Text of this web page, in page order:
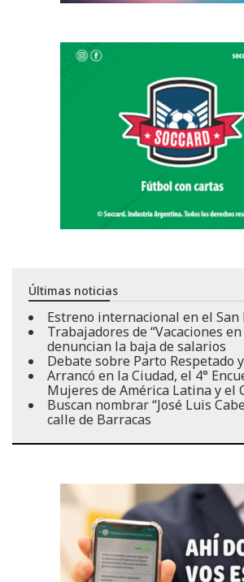
Últimas noticias
Estreno internacional en el
Trabajadores de “Vacaciones
denuncian la baja de salarios
Debate sobre Parto Respetado
Arrancó en la Ciudad, el 4°
Mujeres de América Latina y el
Buscan nombrar “José Luis
calle de Barracas